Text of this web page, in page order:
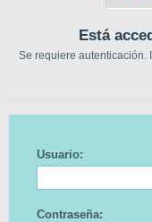
Está
Se requiere autenticación.
Usuario:
Contraseña: